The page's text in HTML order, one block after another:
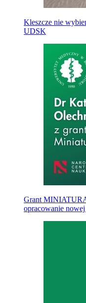
Kleszcze nie
UDSK
Grant
opracowanie